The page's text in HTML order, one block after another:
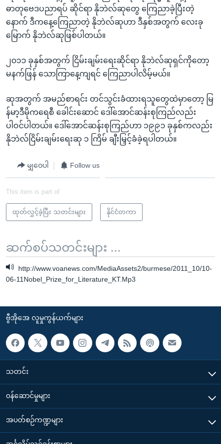
ဓာတုဗေဒပညာရပ် ဆိုင်ရာ နိုဘဲလ်ဆုတွေ ကြေညာခဲ့ပြီးတဲ့
နောက် ဒီကနေ့ကြေညာတဲ့ နိုဘဲလ်ဆုဟာ ဒီနှစ်အတွက် လေးခု
မြောက် နိုဘဲလ်ဆုဖြစ်ပါတယ်။
၂၀၁၁ ခုနှစ်အတွက် ငြိမ်းချမ်းရေးဆိုင်ရာ နိုဘဲလ်ဆုရှင်ကိုတော့
မနက်ဖြန် သောကြာနေ့ကျရင် ကြေညာပါလိမ့်မယ်။
ဆုအတွက် အမည်စာရင်း တင်သွင်းခံထားရသူတွေထဲမှာတော့ မြ
န်မာ့ဒီမိုကရေစီ ခေါင်းဆောင် ဒေါ်အောင်ဆန်းစုကြည်လည်း
ပါဝင်ပါတယ်။ ဒေါ်အောင်ဆန်းစုကြည်ဟာ ၁၉၉၁ ခုနှစ်ကလည်း
နိုဘဲလ်ငြိမ်းချမ်းရေးဆု ၁ ကြိမ် ချီးမြှင့်ခံခဲ့ရပါတယ်။
မျှဝေပါ Follow us
This item is part of
ထုတ်လွှင့်ခဲ့ပြီး သတင်းများ နိုင်ငံတကာ
ဆက်စပ်သတင်းများ ...
http://www.voanews.com/MediaAssets2/burmese/2011_10/10-
06-11Nobel_Prize_for_Literature_KT.Mp3
ဗွီအိုအေ လူမှုကွန်ယက်များ
သတင်း
၀န်ဆောင်မှုများ
အပတ်စဉ်ကဏ္ဍများ